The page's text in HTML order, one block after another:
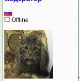
Offline